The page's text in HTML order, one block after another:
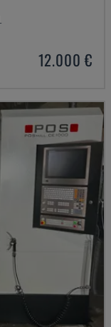
12.000 €